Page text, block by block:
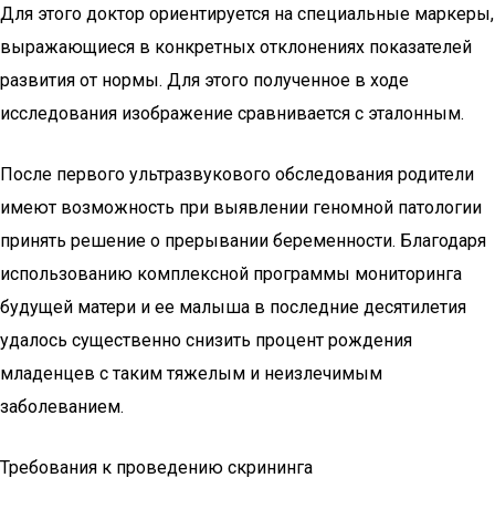
Для этого доктор ориентируется на специальные маркеры,
выражающиеся в конкретных отклонениях показателей
развития от нормы. Для этого полученное в ходе
исследования изображение сравнивается с эталонным.
После первого ультразвукового обследования родители
имеют возможность при выявлении геномной патологии
принять решение о прерывании беременности. Благодаря
использованию комплексной программы мониторинга
будущей матери и ее малыша в последние десятилетия
удалось существенно снизить процент рождения
младенцев с таким тяжелым и неизлечимым
заболеванием.
Требования к проведению скрининга